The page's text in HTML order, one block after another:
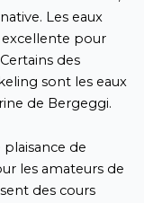
Les eaux
excellente pour
des
sont les eaux
de Bergeggi.
de
les amateurs de
des cours